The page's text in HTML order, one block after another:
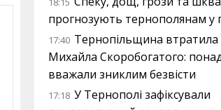
прогнозують тернополянам у
17:40 Тернопільщина втратила
Михайла Скоробогатого:
вважали зниклим безвісти
17:18 У Тернополі зафіксували